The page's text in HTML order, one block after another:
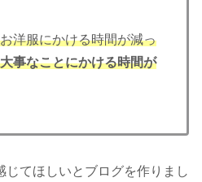
お洋服にかける時間が減っ
大事なことにかける時間が
じてほしいとブログを作りまし